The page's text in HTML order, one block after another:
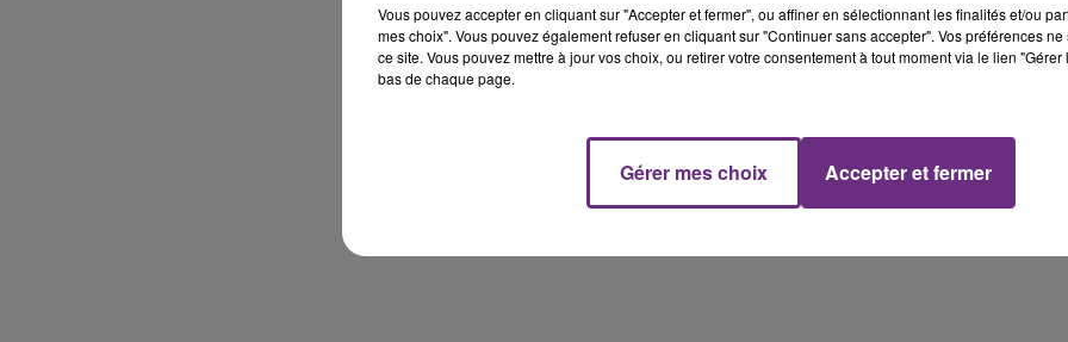
5h00 - 6h00
LE BEST OF DE LA FAMILLE
CHAMPAGNE FM
Vous pouvez accepter en cliquant sur "Accepter et fermer", ou affiner en sélectionnant les finalités et/ou
mes choix". Vous pouvez également refuser en cliquant sur "Continuer sans accepter". Vos préférences
ce site. Vous pouvez mettre à jour vos choix, ou retirer votre consentement à tout moment via le lien
bas de chaque page.
Gérer mes choix Accepter et fermer